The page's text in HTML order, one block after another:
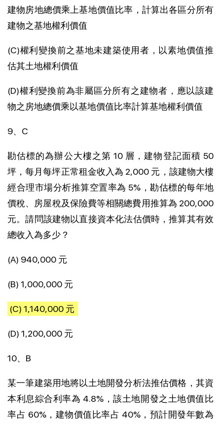
建物房地總價乘上基地價值比率，計算出各區分所有
建物之基地權利價值
(C)權利變換前之基地未建築使用者，以素地價值推
估其土地權利價值
(D)權利變換前為非屬區分所有之建物者，應以該建
物之房地總價乘以基地價值比率計算基地權利價值
9、C
勘估標的為辦公大樓之第 10 層，建物登記面積 50
坪，每月每坪正常租金收入為 2,000 元，該建物大樓
經合理市場分析推算空置率為 5%，勘估標的每年地
價稅、房屋稅及保險費等相關總費用推算為 200,000
元。請問該建物以直接資本化法估價時，推算其有效
總收入為多少？
(A) 940,000 元
(B) 1,000,000 元
(C) 1,140,000 元
(D) 1,200,000 元
10、B
某一筆建築用地將以土地開發分析法推估價格，其資
本利息綜合利率為 4.8%，該土地開發之土地價值比
率占 60%，建物價值比率占 40%，預計開發年數為